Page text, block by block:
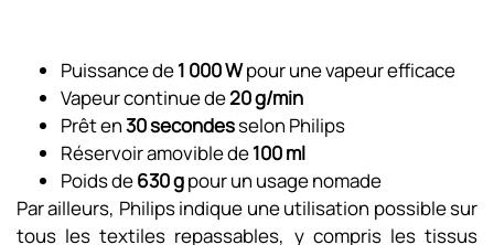
Puissance de1 000 Wpour une vapeur efficace
Vapeur continue de20 g/min
Prêt en30 secondesselon Philips
Réservoir amovible de100 ml
Poids de630 gpour un usage nomade
Par ailleurs, Philips indique une utilisation possible sur
tous les textiles repassables, y compris les tissus